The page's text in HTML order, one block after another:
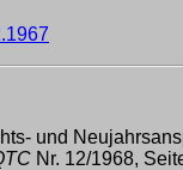
und
Nr. 12/1968,